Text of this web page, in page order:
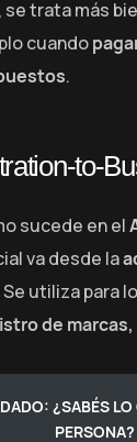
trata más
cuando
.
to-
sucede en el
va desde la
Se utiliza para
de
¿SABÉS LO
PERSONA?